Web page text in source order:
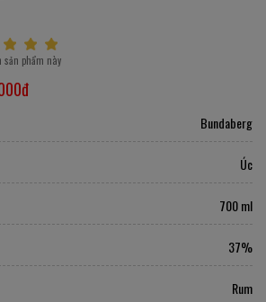
sản phẩm này
Bundaberg
Úc
700 ml
37%
Rum